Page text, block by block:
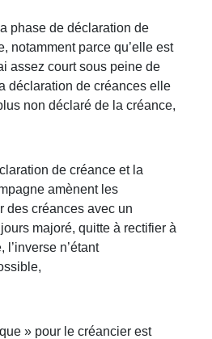
phase de déclaration de
notamment parce qu’elle est
assez court sous peine de
déclaration de créances elle
non déclaré de la créance,
de créance et la
amènent les
des créances avec un
majoré, quitte à rectifier à
l’inverse n’étant
» pour le créancier est